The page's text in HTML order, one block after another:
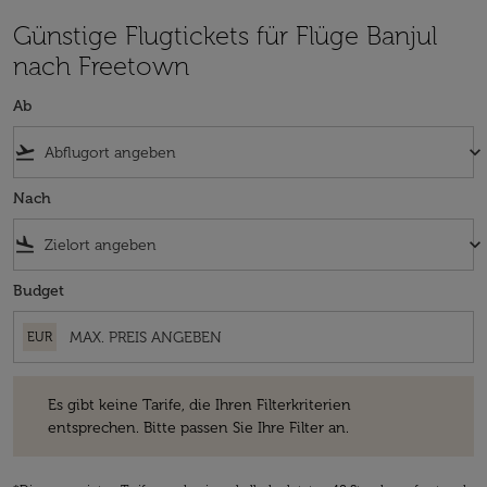
Günstige Flugtickets für Flüge Banjul
nach Freetown
Ab
flight_takeoff keyboard_arrow_down
Nach
flight_land keyboard_arrow_down
Budget
EUR
Es gibt keine Tarife, die Ihren Filterkriterien
entsprechen. Bitte passen Sie Ihre Filter an.